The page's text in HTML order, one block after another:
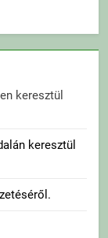
keresztül
keresztül